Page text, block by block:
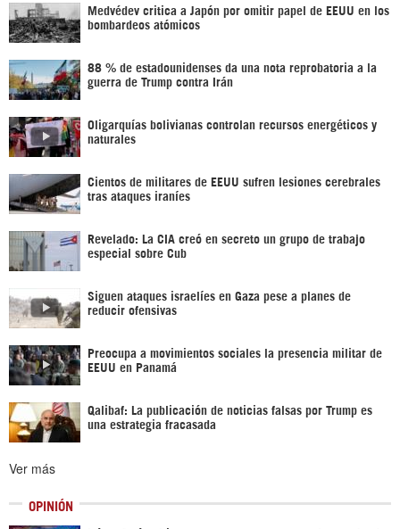
Medvédev critica a Japón por omitir papel de EEUU en los
bombardeos atómicos
88 % de estadounidenses da una nota reprobatoria a la
guerra de Trump contra Irán
Oligarquías bolivianas controlan recursos energéticos y
naturales
Cientos de militares de EEUU sufren lesiones cerebrales
tras ataques iraníes
Revelado: La CIA creó en secreto un grupo de trabajo
especial sobre Cub
Siguen ataques israelíes en Gaza pese a planes de
reducir ofensivas
Preocupa a movimientos sociales la presencia militar de
EEUU en Panamá
Qalibaf: La publicación de noticias falsas por Trump es
una estrategia fracasada
Ver más
OPINIÓN